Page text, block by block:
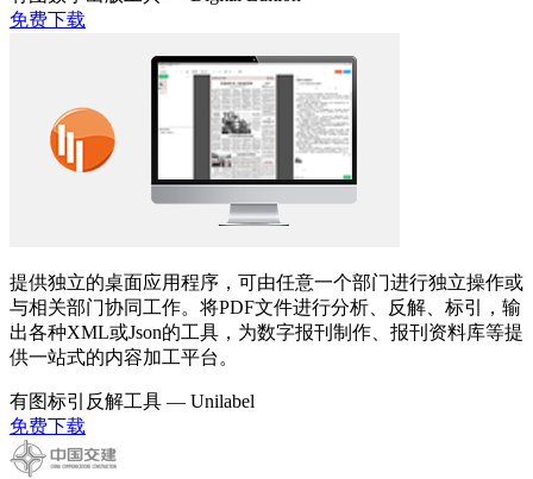
免费下载
提供独立的桌面应用程序，可由任意一个部门进行独立操作或
与相关部门协同工作。将PDF文件进行分析、反解、标引，输
出各种XML或Json的工具，为数字报刊制作、报刊资料库等提
供一站式的内容加工平台。
有图标引反解工具 — Unilabel
免费下载